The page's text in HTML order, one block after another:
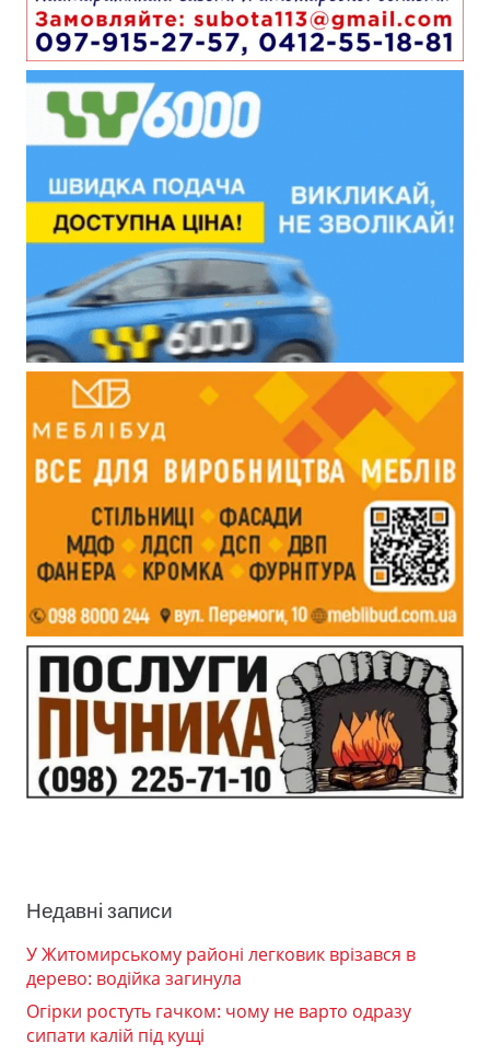
Недавні записи
У Житомирському районі легковик врізався в
дерево: водійка загинула
Огірки ростуть гачком: чому не варто одразу
сипати калій під кущі